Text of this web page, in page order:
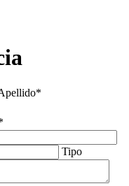
Tipo